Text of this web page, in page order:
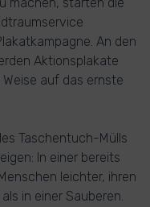
An den
Aktionsplakate
auf das ernste
Taschentuch-Mülls
In einer bereits
leichter, ihren
in einer Sauberen.